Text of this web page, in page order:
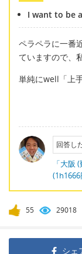
I want to be
ペラペラに一番
ていますので、
単純にwell「上
回答し
「大阪
(1h1666
55 29018
シェ